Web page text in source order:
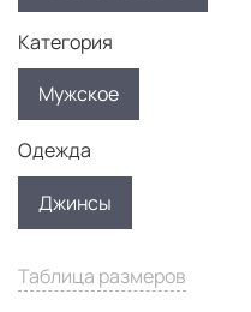
Таблица размеров
Категория
Мужское
Одежда
Джинсы